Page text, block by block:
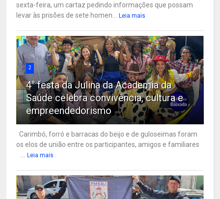
sexta-feira, um cartaz pedindo informações que possam
levar às prisões de sete homen...
Leia mais
2
4° festa da Julina da Academia da
Saúde celebra convivência, cultura e
empreendedorismo
Carimbó, forró e barracas do beijo e de guloseimas foram
os elos de união entre os participantes, amigos e familiares
Leia mais